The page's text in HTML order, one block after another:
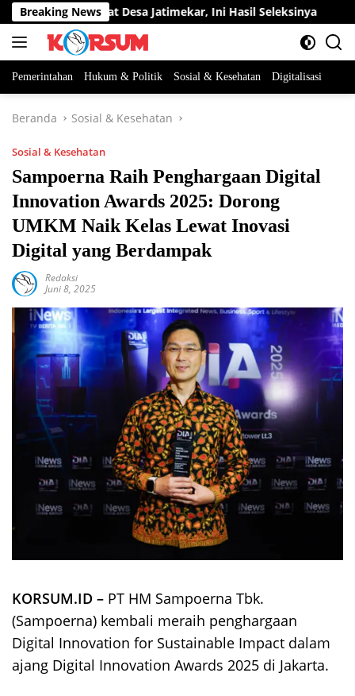
Langsung
ke
konten
Breaking News
Perangkat Desa Jatimekar, Ini Hasil Seleksinya
Pemerintahan Hukum & Politik Sosial & Kesehatan Digitalisasi
Beranda Sosial & Kesehatan
Sosial & Kesehatan
Sampoerna Raih Penghargaan Digital
Innovation Awards 2025: Dorong
UMKM Naik Kelas Lewat Inovasi
Digital yang Berdampak
Redaksi
Juni 8, 2025
KORSUM.ID – PT HM Sampoerna Tbk.
(Sampoerna) kembali meraih penghargaan
Digital Innovation for Sustainable Impact dalam
ajang Digital Innovation Awards 2025 di Jakarta.